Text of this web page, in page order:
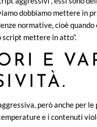
dobbiamo mettere in
normative, cioè
mettere in atto”.
E
però anche per le
e i contenuti